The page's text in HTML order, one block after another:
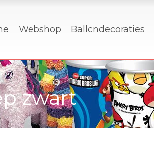
Webshop Ballondecoraties
zwart